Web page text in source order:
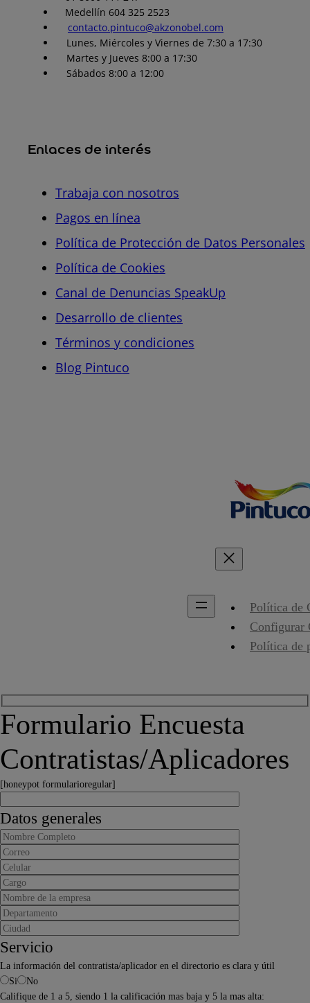
Medellín 604 325 2523
contacto.pintuco@akzonobel.com
Lunes, Miércoles y Viernes de 7:30 a 17:30
Martes y Jueves 8:00 a 17:30
Sábados 8:00 a 12:00
Enlaces de interés
Trabaja con nosotros
Pagos en línea
Política de Protección de Datos Personales
Política de Cookies
Canal de Denuncias SpeakUp
Desarrollo de clientes
Términos y condiciones
Blog Pintuco
Política de
Configurar
Política de
Formulario Encuesta
Contratistas/Aplicadores
[honeypot formularioregular]
Datos generales
Servicio
La información del contratista/aplicador en el directorio es clara y útil
Si
No
Califique de 1 a 5, siendo 1 la calificación mas baja y 5 la mas alta: